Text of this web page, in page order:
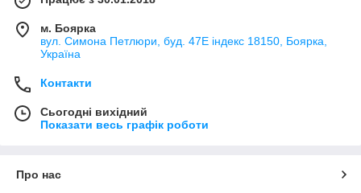
м. Боярка
вул. Симона Петлюри, буд. 47Е індекс 18150, Боярка,
Україна
Контакти
Сьогодні вихідний
Показати весь графік роботи
Про нас